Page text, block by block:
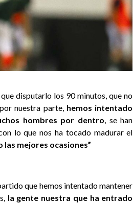
disputarlo los 90 minutos, que no
nuestra parte, hemos intentado
hombres por dentro , se han
lo que nos ha tocado madurar el
las mejores ocasiones”
que hemos intentado mantener
la gente nuestra que ha entrado